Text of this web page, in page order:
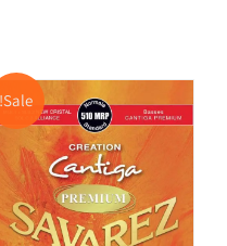
Sale!המחיר
המקורי
היה:
₪129.00.